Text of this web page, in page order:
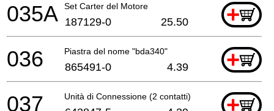
Set Carter del Motore +
035A 187129-0 25.50
Piastra del nome "bda340" +
036 865491-0 4.39
Unità di Connessione (2 contatti) +
037